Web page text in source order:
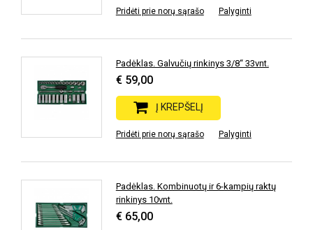
Pridėti prie norų sąrašo Palyginti
Padėklas. Galvučių rinkinys 3/8“ 33vnt.
€ 59,00
Į KREPŠELĮ
Pridėti prie norų sąrašo Palyginti
Padėklas. Kombinuotų ir 6-kampių raktų
rinkinys 10vnt.
€ 65,00